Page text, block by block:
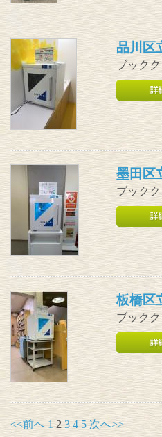
品川区
ブック
墨田区
ブック
板橋
ブック
<<前へ 1 2 3 4 5 次へ>>